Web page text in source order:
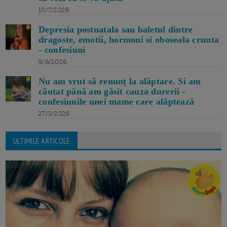
10/7/2026
Depresia postnatala sau baletul dintre
dragoste, emotii, hormoni si oboseala crunta
- confesiuni
9/6/2026
Nu am vrut să renunț la alăptare. Si am
căutat până am găsit cauza durerii -
confesiunile unei mame care alăptează
27/3/2026
ULTIMILE ARTICOLE